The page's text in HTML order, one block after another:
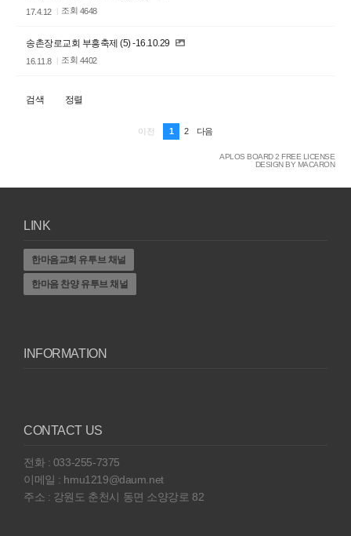
17.4.12 조회 4648
송촌장로교회 부흥축제 (5) -16.10.29
16.11.8 조회 4402
검색 정렬
이전 1 2 다음
APLOS BOARD 2 FREE LICENSE
DESIGN BY MACARON
LINK
한마음교회 유투브 채널
한마음 찬양 유투브 채널
INFORMATION
CONTACT US
전화 : 033-255-7375
이메일 : hmu1219@daum.net
주소 : 강원도 춘천시 동면 소양강로 82